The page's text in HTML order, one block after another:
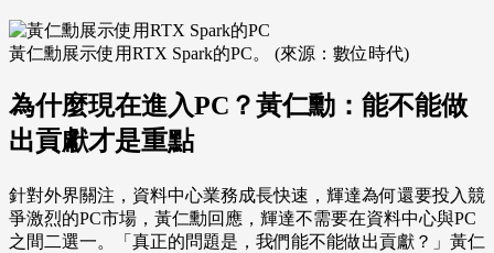
黃仁勳展示使用RTX Spark的PC。 (來源：數位時代)
為什麼現在進入PC？黃仁勳：能不能做
出貢獻才是重點
針對外界關注，資料中心業務成長快速，輝達為何還要投入競
爭激烈的PC市場，黃仁勳回應，輝達不需要在資料中心與PC
之間二選一。「真正的問題是，我們能不能做出貢獻？」黃仁